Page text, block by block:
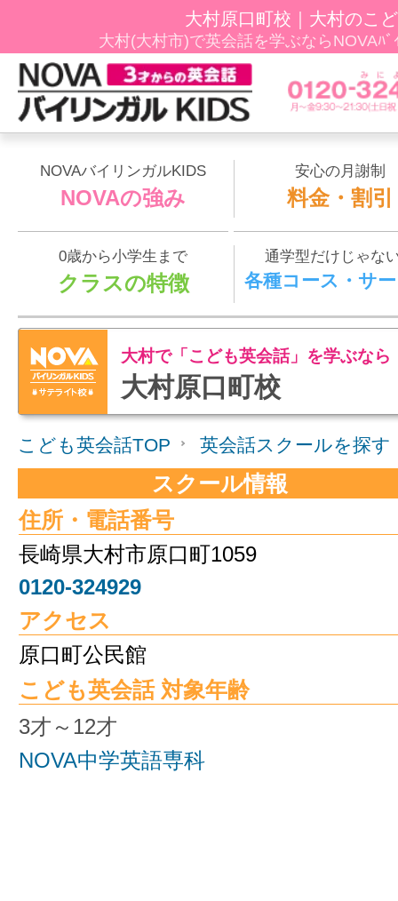
大村原口町校｜大村のこ
大村(大村市)で英会話を学ぶならNOVAﾊ
NOVAバイリンガルKIDS
NOVAの強み
安心の月謝制
料金・割引
0歳から小学生まで
クラスの特徴
通学型だけじゃな
各種コース・サ
大村原口町校
大村で「こども英会話」を学ぶなら
こども英会話TOP 英会話スクールを探す
スクール情報
住所・電話番号
長崎県大村市原口町1059
0120-324929
アクセス
原口町公民館
こども英会話 対象年齢
3才～12才
NOVA中学英語専科